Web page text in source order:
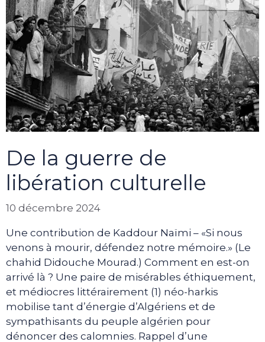
De la guerre de
libération culturelle
10 décembre 2024
Une contribution de Kaddour Naïmi – «Si nous
venons à mourir, défendez notre mémoire.» (Le
chahid Didouche Mourad.) Comment en est-on
arrivé là ? Une paire de misérables éthiquement,
et médiocres littérairement (1) néo-harkis
mobilise tant d’énergie d’Algériens et de
sympathisants du peuple algérien pour
dénoncer des calomnies. Rappel d’une